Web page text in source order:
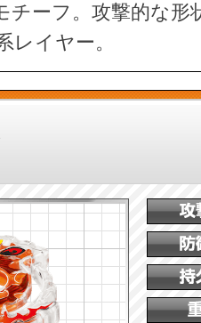
チーフ。攻撃的な形
レイヤー。